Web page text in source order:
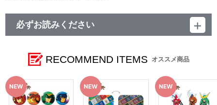
必ずお読みください
■注文受付期間：2025年11月28日（金）12:00 ～ 2025年12月31
日（水）23:59
■発送予定：2026年3月下旬
RECOMMEND ITEMS オススメ商品